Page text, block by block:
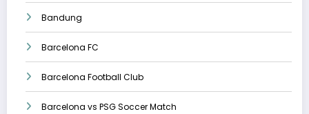
Bandung
Barcelona FC
Barcelona Football Club
Barcelona vs PSG Soccer Match